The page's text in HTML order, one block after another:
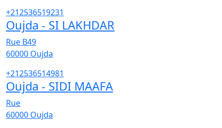
+212536519231
Oujda - SI LAKHDAR
Rue B49
60000 Oujda
+212536514981
Oujda - SIDI MAAFA
Rue
60000 Oujda